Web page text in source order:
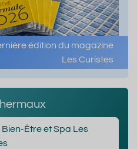
édition du magazine
Les Curistes
Être et Spa Les